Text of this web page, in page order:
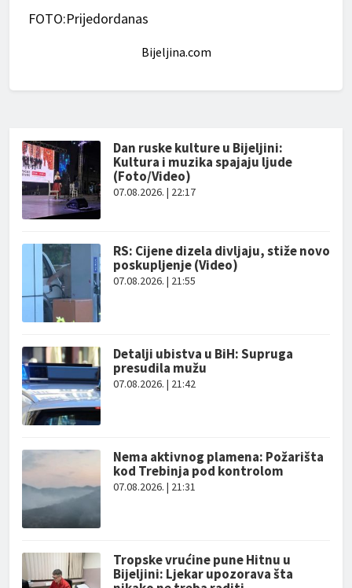
FOTO:Prijedordanas
Bijeljina.com
Dan ruske kulture u Bijeljini:
Kultura i muzika spajaju ljude
(Foto/Video)
07.08.2026. | 22:17
RS: Cijene dizela divljaju, stiže novo
poskupljenje (Video)
07.08.2026. | 21:55
Detalji ubistva u BiH: Supruga
presudila mužu
07.08.2026. | 21:42
Nema aktivnog plamena: Požarišta
kod Trebinja pod kontrolom
07.08.2026. | 21:31
Tropske vrućine pune Hitnu u
Bijeljini: Ljekar upozorava šta